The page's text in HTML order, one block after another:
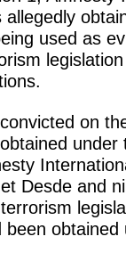
used as
on
under
Desde and
obtained